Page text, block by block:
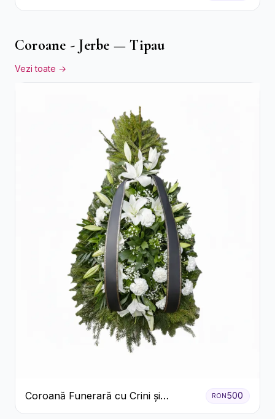
Trandafiri Roșii și Lisianthus
Coroane - Jerbe — Tipau
Vezi toate →
Coroană Funerară cu Crini și
Garoafe Albe
RON500